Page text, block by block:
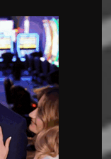
на скијачката
дресот на
и се